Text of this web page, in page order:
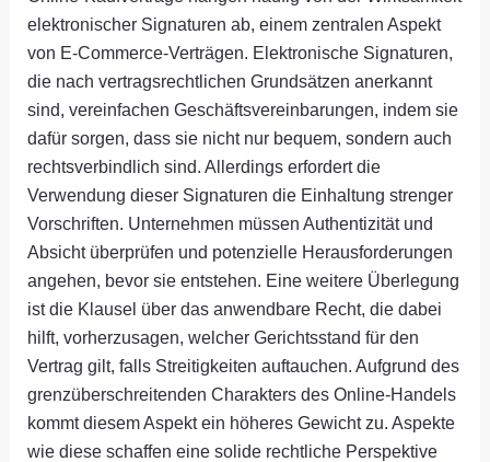
elektronischer Signaturen ab, einem zentralen Aspekt
von E-Commerce-Verträgen. Elektronische Signaturen,
die nach vertragsrechtlichen Grundsätzen anerkannt
sind, vereinfachen Geschäftsvereinbarungen, indem sie
dafür sorgen, dass sie nicht nur bequem, sondern auch
rechtsverbindlich sind. Allerdings erfordert die
Verwendung dieser Signaturen die Einhaltung strenger
Vorschriften. Unternehmen müssen Authentizität und
Absicht überprüfen und potenzielle Herausforderungen
angehen, bevor sie entstehen. Eine weitere Überlegung
ist die Klausel über das anwendbare Recht, die dabei
hilft, vorherzusagen, welcher Gerichtsstand für den
Vertrag gilt, falls Streitigkeiten auftauchen. Aufgrund des
grenzüberschreitenden Charakters des Online-Handels
kommt diesem Aspekt ein höheres Gewicht zu. Aspekte
wie diese schaffen eine solide rechtliche Perspektive